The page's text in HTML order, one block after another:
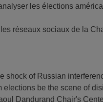
les élections
réseaux sociaux de la
shock of Russian
elections be the scene of
Dandurand Chair's